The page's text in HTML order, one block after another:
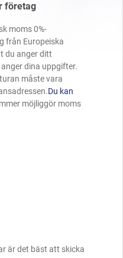
företag
moms 0%-
från Europeiska
du anger ditt
dina uppgifter.
måste vara
Du kan
möjliggör moms
är det bäst att skicka